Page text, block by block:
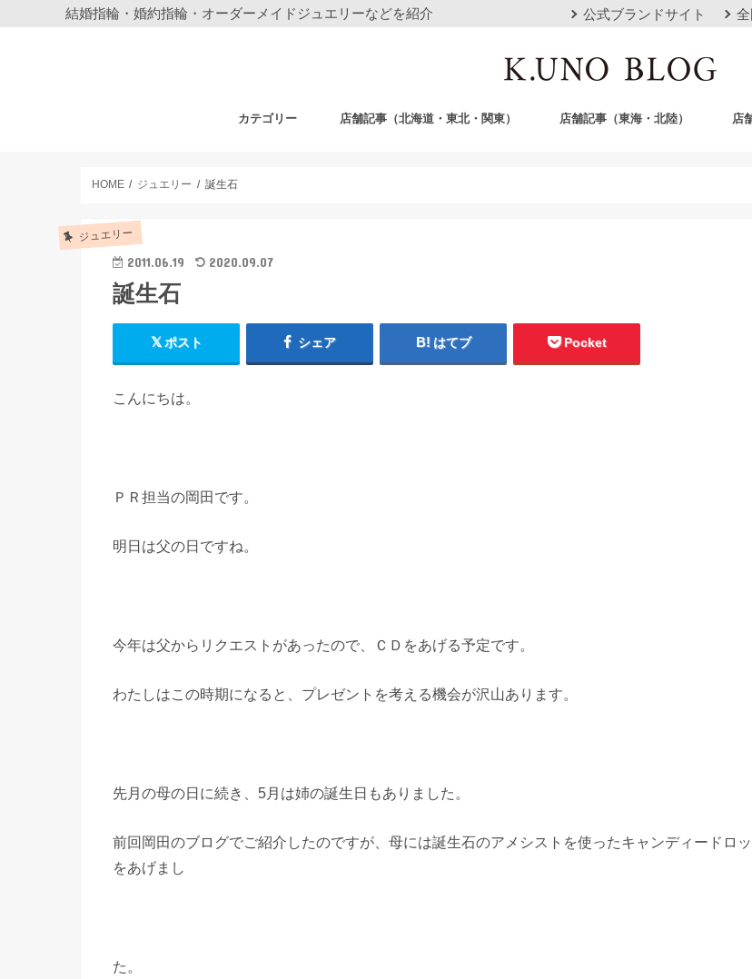
結婚指輪・婚約指輪・オーダーメイドジュエリーなどを紹介 公式ブランドサイト
カテゴリー 店舗記事（北海道・東北・関東） 店舗記事（東海・北陸） 店
HOME ジュエリー 誕生石
ジュエリー
2011.06.19 2020.09.07
誕生石
ポスト シェア はてブ Pocket
こんにちは。
ＰＲ担当の岡田です。
明日は父の日ですね。
今年は父からリクエストがあったので、ＣＤをあげる予定です。
わたしはこの時期になると、プレゼントを考える機会が沢山あります。
先月の母の日に続き、5月は姉の誕生日もありました。
前回岡田のブログでご紹介したのですが、母には誕生石のアメシストを使ったキャンディードロ
をあげまし
た。